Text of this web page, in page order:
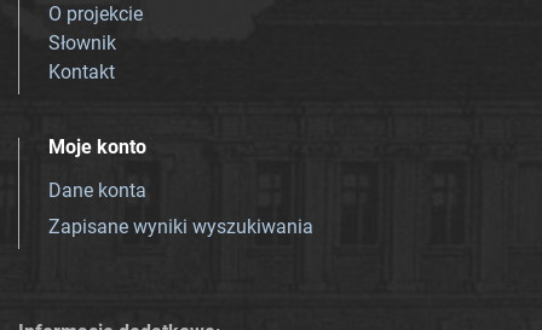
O projekcie
Słownik
Kontakt
Moje konto
Dane konta
Zapisane wyniki wyszukiwania